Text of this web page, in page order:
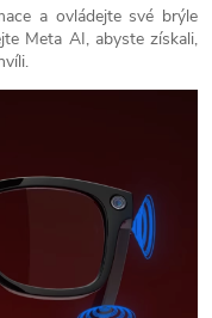
a ovládejte své brýle
Meta AI, abyste získali,